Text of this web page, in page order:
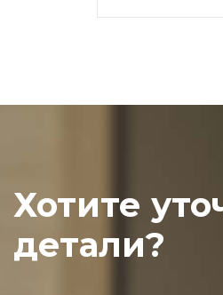
Хотите
детали?